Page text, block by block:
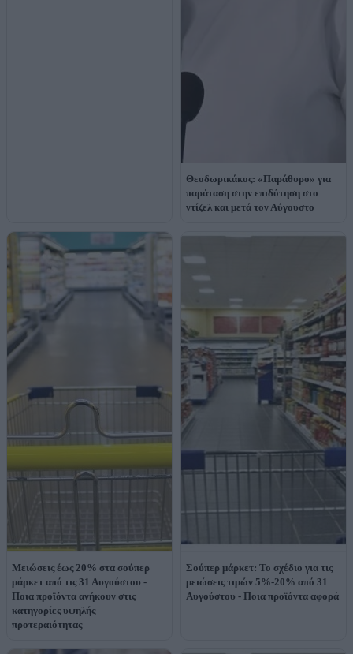
Θεοδωρικάκος: «Παράθυρο» για
παράταση στην επιδότηση στο
ντίζελ και μετά τον Αύγουστο
Μειώσεις έως 20% στα σούπερ
μάρκετ από τις 31 Αυγούστου -
Ποια προϊόντα ανήκουν στις
κατηγορίες υψηλής
προτεραιότητας
Σούπερ μάρκετ: Το σχέδιο για τις
μειώσεις τιμών 5%-20% από 31
Αυγούστου - Ποια προϊόντα αφορά